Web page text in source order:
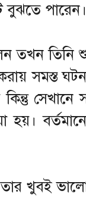
বুঝতে পারেন।
তখন তিনি
সমস্ত
সেখানে
হয়।
খুবই